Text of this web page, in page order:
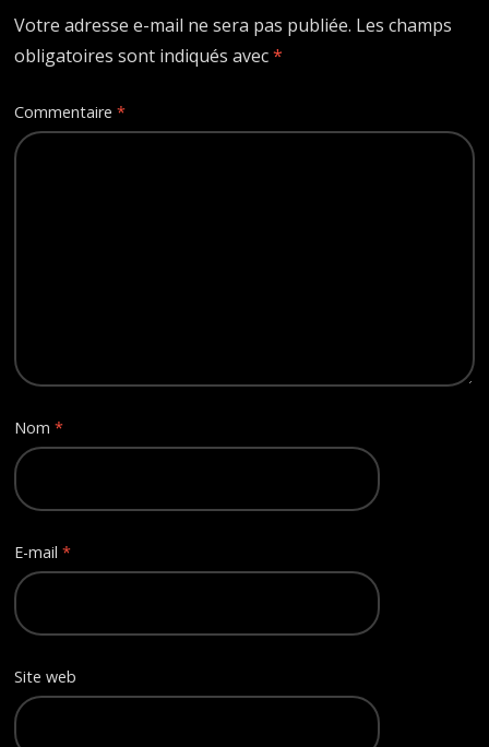
Votre adresse e-mail ne sera pas publiée. Les champs
obligatoires sont indiqués avec*
Commentaire*
Nom*
E-mail*
Site web